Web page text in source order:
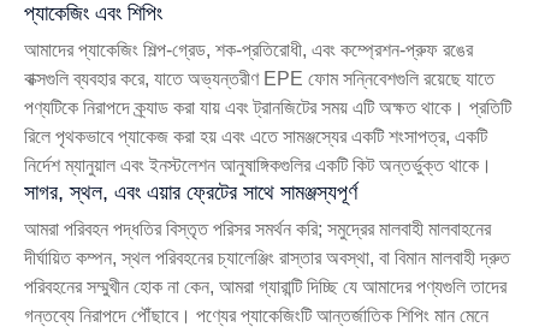
প্যাকেজিং এবং শিপিং
আমাদের প্যাকেজিং শিল্প-গ্রেড, শক-প্রতিরোধী, এবং কম্প্রেশন-প্রুফ রঙের
বাক্সগুলি ব্যবহার করে, যাতে অভ্যন্তরীণ EPE ফোম সন্নিবেশগুলি রয়েছে যাতে
পণ্যটিকে নিরাপদে ক্র্যাড করা যায় এবং ট্রানজিটের সময় এটি অক্ষত থাকে। প্রতিটি
রিলে পৃথকভাবে প্যাকেজ করা হয় এবং এতে সামঞ্জস্যের একটি শংসাপত্র, একটি
নির্দেশ ম্যানুয়াল এবং ইনস্টলেশন আনুষাঙ্গিকগুলির একটি কিট অন্তর্ভুক্ত থাকে।
সাগর, স্থল, এবং এয়ার ফ্রেটের সাথে সামঞ্জস্যপূর্ণ
আমরা পরিবহন পদ্ধতির বিস্তৃত পরিসর সমর্থন করি; সমুদ্রের মালবাহী মালবাহনের
দীর্ঘায়িত কম্পন, স্থল পরিবহনের চ্যালেঞ্জিং রাস্তার অবস্থা, বা বিমান মালবাহী দ্রুত
পরিবহনের সম্মুখীন হোক না কেন, আমরা গ্যারান্টি দিচ্ছি যে আমাদের পণ্যগুলি তাদের
গন্তব্যে নিরাপদে পৌঁছাবে। পণ্যের প্যাকেজিংটি আন্তর্জাতিক শিপিং মান মেনে